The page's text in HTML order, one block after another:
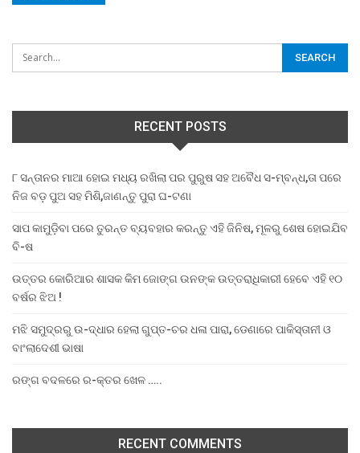
RECENT POSTS
୮ ସନ୍ତାନର ମାଆ ହୋଇ ମଧ୍ୟ ରଖିଲା ପର ପୁରୁଷ ସହ ଅବୈଧ ସ-ମ୍ବନ୍ଧ,ତା ପରେ
ନିଜ ବଡ଼ ପୁଅ ସହ ମିଶି,ଜାଣନ୍ତୁ ପୁରା ଘ-ଟଣା
ସାପ କାମୁଡ଼ିବା ପରେ ତୁରନ୍ତ ବ୍ୟବହାର କରନ୍ତୁ ଏହି ଜିନିଷ, ମୂଳରୁ ଶେଷ ହୋଇଯିବ
ବି-ଷ
ଉତ୍ତର କୋରିଆର ଶାସକ କିମ ଜୋଙ୍ଗ ଉନଙ୍କ ଉତ୍ତରାଧିକାରୀ ହେବେ ଏହି ୧୦
ବର୍ଷର ଝିଅ !
ମଝି ସମୁଦ୍ରରୁ ଉ-ଦ୍ଧାର ହେଲା ଗୁପ୍ତ-ଚର ଧଳା ପାରା, ଡେଣାରେ ପାକିସ୍ତାନୀ ଓ
ବାଂଲାଦେଶୀ ଭାଷା
ରଙ୍ଗ ବଦଳରେ ର-କ୍ତର ଖେଳ …..
RECENT COMMENTS